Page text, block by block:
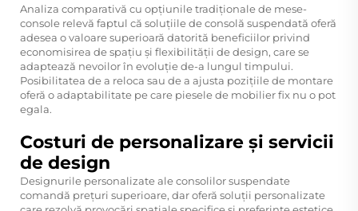
Analiza comparativă cu opțiunile tradiționale de mese-
console relevă faptul că soluțiile de consolă suspendată oferă
adesea o valoare superioară datorită beneficiilor privind
economisirea de spațiu și flexibilității de design, care se
adaptează nevoilor în evoluție de-a lungul timpului.
Posibilitatea de a reloca sau de a ajusta pozițiile de montare
oferă o adaptabilitate pe care piesele de mobilier fix nu o pot
egala.
Costuri de personalizare și servicii
de design
Designurile personalizate ale consolilor suspendate
comandă prețuri superioare, dar oferă soluții personalizate